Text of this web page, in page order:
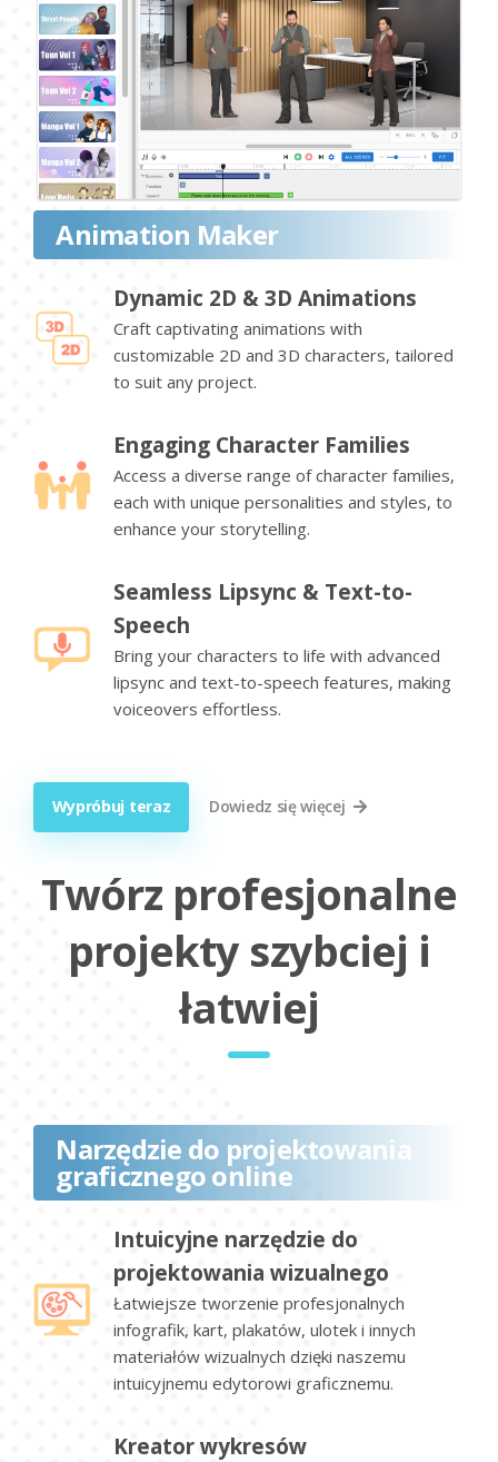
Animation Maker
Dynamic 2D & 3D Animations
Craft captivating animations with
customizable 2D and 3D characters, tailored
to suit any project.
Engaging Character Families
Access a diverse range of character families,
each with unique personalities and styles, to
enhance your storytelling.
Seamless Lipsync & Text-to-
Speech
Bring your characters to life with advanced
lipsync and text-to-speech features, making
voiceovers effortless.
Wypróbuj teraz Dowiedz się więcej
Twórz profesjonalne
projekty szybciej i
łatwiej
Narzędzie do projektowania
graficznego online
Intuicyjne narzędzie do
projektowania wizualnego
Łatwiejsze tworzenie profesjonalnych
infografik, kart, plakatów, ulotek i innych
materiałów wizualnych dzięki naszemu
intuicyjnemu edytorowi graficznemu.
Kreator wykresów